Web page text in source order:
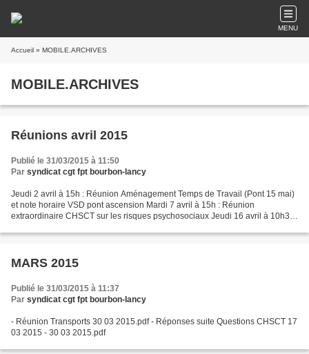
MENU
Accueil » MOBILE.ARCHIVES
MOBILE.ARCHIVES
Réunions avril 2015
Publié le 31/03/2015 à 11:50
Par syndicat cgt fpt bourbon-lancy
Jeudi 2 avril à 15h : Réunion Aménagement Temps de Travail (Pont 15 mai)
et note horaire VSD pont ascension Mardi 7 avril à 15h : Réunion
extraordinaire CHSCT sur les risques psychosociaux Jeudi 16 avril à 10h30
MARS 2015
Publié le 31/03/2015 à 11:37
Par syndicat cgt fpt bourbon-lancy
- Réunion Transports 30 03 2015.pdf - Réponses suite Questions CHSCT 17
03 2015 - 30 03 2015.pdf